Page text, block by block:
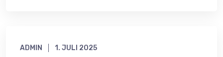
ADMIN 1. JULI 2025